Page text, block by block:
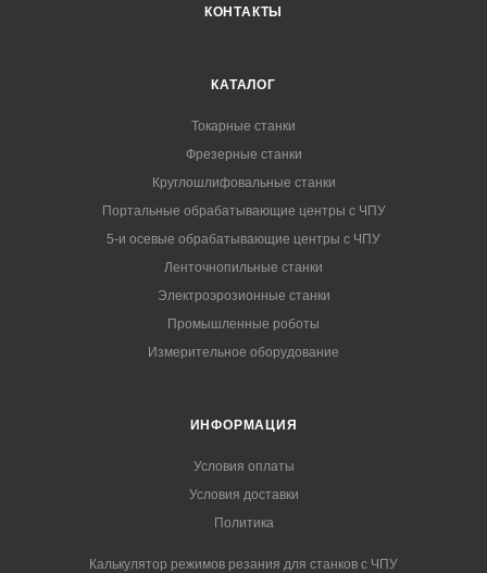
КОНТАКТЫ
КАТАЛОГ
Токарные станки
Фрезерные станки
Круглошлифовальные станки
Портальные обрабатывающие центры с ЧПУ
5-и осевые обрабатывающие центры с ЧПУ
Ленточнопильные станки
Электроэрозионные станки
Промышленные роботы
Измерительное оборудование
ИНФОРМАЦИЯ
Условия оплаты
Условия доставки
Политика
Калькулятор режимов резания для станков с ЧПУ